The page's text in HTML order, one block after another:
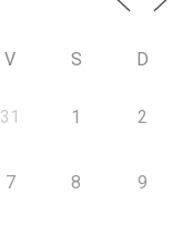
V S D
31 1 2
7 8 9